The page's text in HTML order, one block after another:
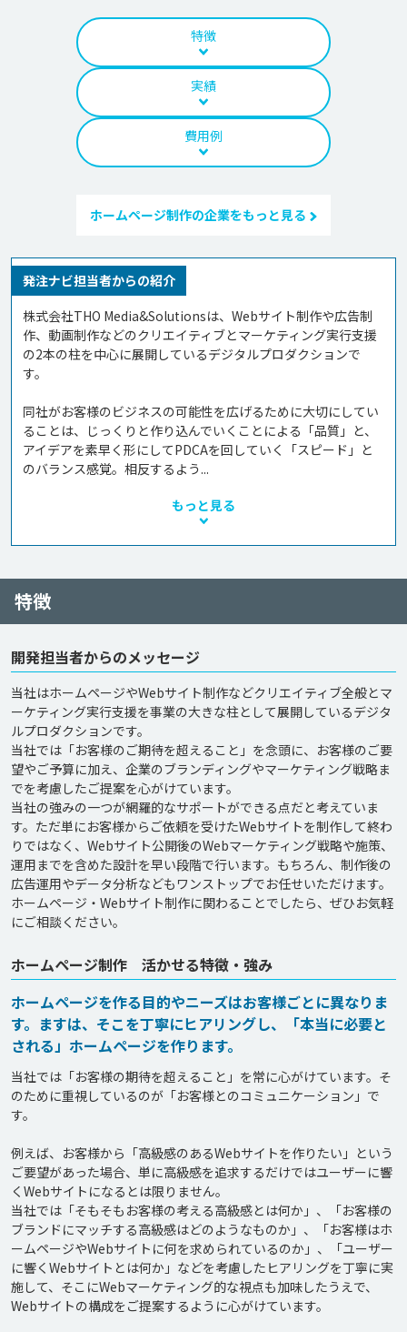
特徴
実績
費用例
ホームページ制作の企業をもっと見る
発注ナビ担当者からの紹介
株式会社THO Media&Solutionsは、Webサイト制作や広告制
作、動画制作などのクリエイティブとマーケティング実行支援
の2本の柱を中心に展開しているデジタルプロダクションで
す。
同社がお客様のビジネスの可能性を広げるために大切にしてい
ることは、じっくりと作り込んでいくことによる「品質」と、
アイデアを素早く形にしてPDCAを回していく「スピード」と
のバランス感覚。相反するよう...
もっと見る
特徴
開発担当者からのメッセージ
当社はホームページやWebサイト制作などクリエイティブ全般とマ
ーケティング実行支援を事業の大きな柱として展開しているデジタ
ルプロダクションです。
当社では「お客様のご期待を超えること」を念頭に、お客様のご要
望やご予算に加え、企業のブランディングやマーケティング戦略ま
でを考慮したご提案を心がけています。
当社の強みの一つが網羅的なサポートができる点だと考えていま
す。ただ単にお客様からご依頼を受けたWebサイトを制作して終わ
りではなく、Webサイト公開後のWebマーケティング戦略や施策、
運用までを含めた設計を早い段階で行います。もちろん、制作後の
広告運用やデータ分析などもワンストップでお任せいただけます。
ホームページ・Webサイト制作に関わることでしたら、ぜひお気軽
ホームページ制作 活かせる特徴・強み
ホームページを作る目的やニーズはお客様ごとに異なりま
す。ますは、そこを丁寧にヒアリングし、「本当に必要と
される」ホームページを作ります。
当社では「お客様の期待を超えること」を常に心がけています。そ
のために重視しているのが「お客様とのコミュニケーション」で
す。
例えば、お客様から「高級感のあるWebサイトを作りたい」という
ご要望があった場合、単に高級感を追求するだけではユーザーに響
くWebサイトになるとは限りません。
当社では「そもそもお客様の考える高級感とは何か」、「お客様の
ブランドにマッチする高級感はどのようなものか」、「お客様はホ
ームページやWebサイトに何を求められているのか」、「ユーザー
に響くWebサイトとは何か」などを考慮したヒアリングを丁寧に実
施して、そこにWebマーケティング的な視点も加味したうえで、
Webサイトの構成をご提案するように心がけています。